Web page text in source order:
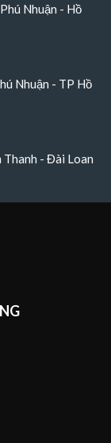
Nhuận - Hồ
Nhuận - TP Hồ
- Đài Loan